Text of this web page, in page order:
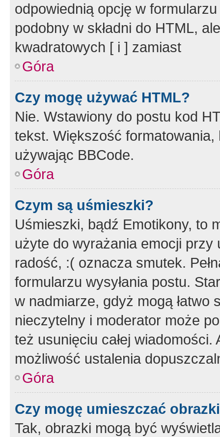
odpowiednią opcję w
podobny w składni do HTML,
kwadratowych [ i ] zamiast
Góra
Czy mogę używać HTML?
Nie. Wstawiony do postu kod
tekst. Większość
używając BBCode.
Góra
Czym są uśmieszki?
Uśmieszki, bądź Emotikony, to
użyte do wyrażania emocji
radość, :( oznacza smutek.
formularzu wysyłania postu.
w nadmiarze, gdyż mogą
nieczytelny i moderator może
też usunięciu całej
możliwość ustalenia
Góra
Czy mogę umieszczać
Tak, obrazki mogą być